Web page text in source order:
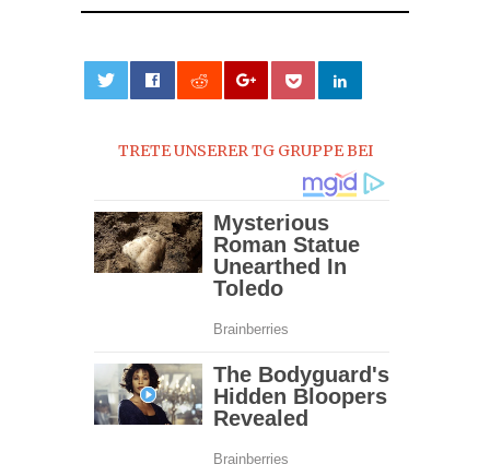
TRETE UNSERER TG GRUPPE BEI